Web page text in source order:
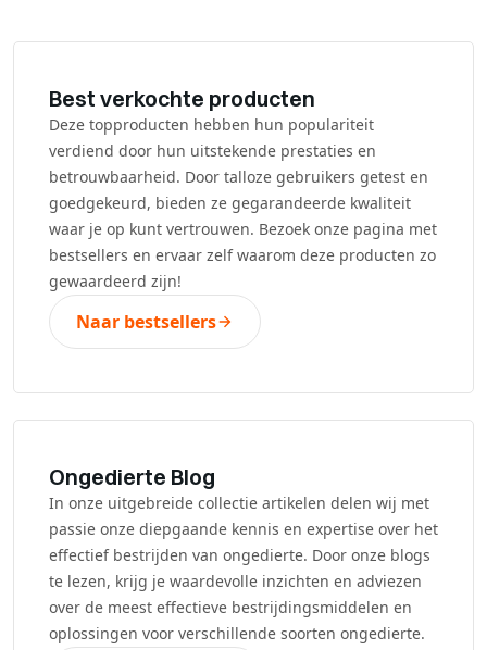
Best verkochte producten
Deze topproducten hebben hun populariteit
verdiend door hun uitstekende prestaties en
betrouwbaarheid. Door talloze gebruikers getest en
goedgekeurd, bieden ze gegarandeerde kwaliteit
waar je op kunt vertrouwen. Bezoek onze pagina met
bestsellers en ervaar zelf waarom deze producten zo
gewaardeerd zijn!
Naar bestsellers
Ongedierte Blog
In onze uitgebreide collectie artikelen delen wij met
passie onze diepgaande kennis en expertise over het
effectief bestrijden van ongedierte. Door onze blogs
te lezen, krijg je waardevolle inzichten en adviezen
over de meest effectieve bestrijdingsmiddelen en
oplossingen voor verschillende soorten ongedierte.